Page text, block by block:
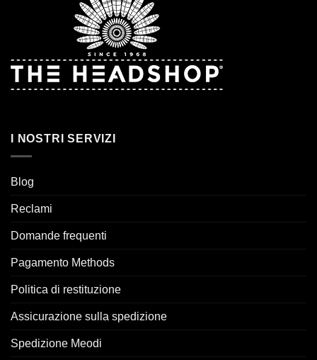
I NOSTRI SERVIZI
Blog
Reclami
Domande frequenti
Pagamento Methods
Politica di restituzione
Assicurazione sulla spedizione
Spedizione Meodi